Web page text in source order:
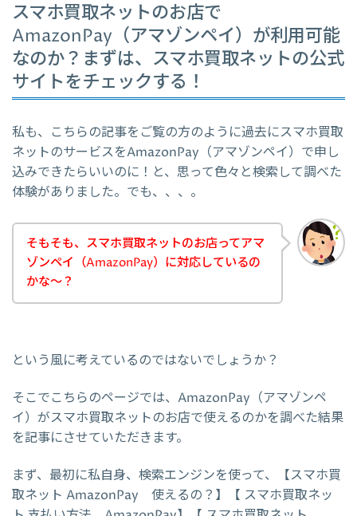
スマホ買取ネットのお店で
AmazonPay（アマゾンペイ）が利用可能
なのか？まずは、スマホ買取ネットの公式
サイトをチェックする！
私も、こちらの記事をご覧の方のように過去にスマホ買取
ネットのサービスをAmazonPay（アマゾンペイ）で申し
込みできたらいいのに！と、思って色々と検索して調べた
体験がありました。でも、、、。
そもそも、スマホ買取ネットのお店ってアマ
ゾンペイ（AmazonPay）に対応しているの
かな～？
という風に考えているのではないでしょうか？
そこでこちらのページでは、AmazonPay（アマゾンペ
イ）がスマホ買取ネットのお店で使えるのかを調べた結果
を記事にさせていただきます。
まず、最初に私自身、検索エンジンを使って、【スマホ買
取ネット AmazonPay 使えるの？】【 スマホ買取ネッ